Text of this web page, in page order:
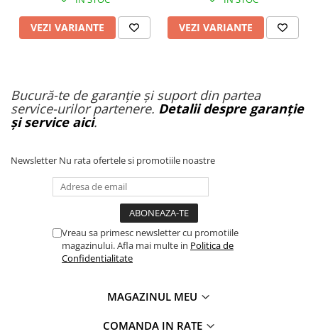
Unelte & truse
Adezivi & pastă termoconductoare
Șuruburi / kituri prindere
Publicitate & elemente expo
VEZI VARIANTE VEZI VARIANTE
Bucură-te de garanție și suport din partea
service-urilor partenere. Detalii despre garanție
și service aici.
Newsletter Nu rata ofertele si promotiile noastre
Vreau sa primesc newsletter cu promotiile
magazinului. Afla mai multe in Politica de
Confidentialitate
MAGAZINUL MEU
COMANDA IN RATE